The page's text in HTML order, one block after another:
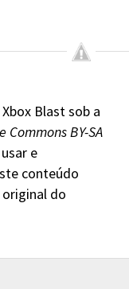
Blast sob a
Commons BY-SA
e
conteúdo
do